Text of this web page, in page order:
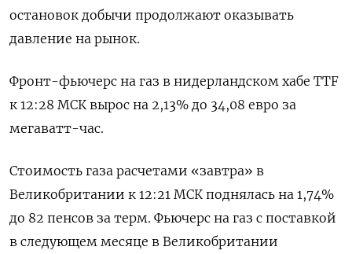
остановок добычи продолжают оказывать
давление на рынок.
Фронт-фьючерс на газ в нидерландском хабе TTF
к 12:28 МСК вырос на 2,13% до 34,08 евро за
мегаватт-час.
Стоимость газа расчетами «завтра» в
Великобритании к 12:21 МСК поднялась на 1,74%
до 82 пенсов за терм. Фьючерс на газ с поставкой
в следующем месяце в Великобритании